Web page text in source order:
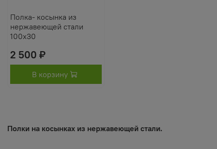
Полка- косынка из
нержавеющей стали
100х30
2 500 ₽
В корзину
Полки на косынках из нержавеющей стали.